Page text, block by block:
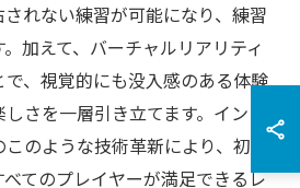
れない練習が可能になり、練習
加えて、バーチャルリアリティ
、視覚的にも没入感のある体験
さを一層引き立てます。インド
のような技術革新により、初心
てのプレイヤーが満足できるレ